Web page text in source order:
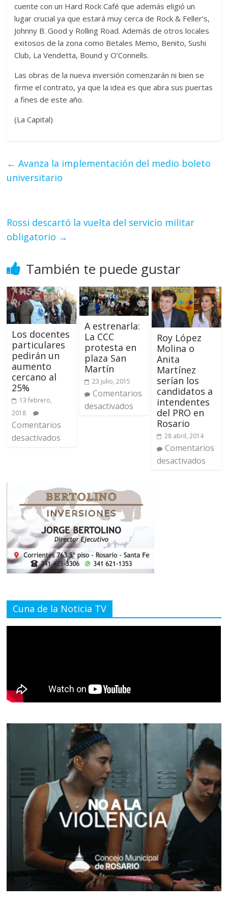
cuente con un Hard Rock Café que además eligió un
lugar crucial ya que estará muy cerca de Rock & Feller’s,
Johnny B. Good y Rolling Road. Además de otros locales
exitosos de la zona como Betales Memo, Benito, Sushi
Club, La Vendetta, Bound y O’Connells.
Las obras de la nueva inversión comenzarán ni bien se
firme el contrato, ya que la idea es que abra sus puertas
a fines de este año.
(La Capital)
← Avanza la implementación del medio boleto
universitario
Rossi descartó la vuelta del servicio militar
obligatorio →
También te puede gustar
Los docentes
particulares
pedirán un
aumento
cercano al
25%
13 febrero,
2018
Comentarios
desactivados
A estrenarla:
La CCC
protesta en
plaza San
Martín
23 julio, 2015
Comentarios
desactivados
Roy López
Molina o
Anita
Martínez
serían los
candidatos a
intendentes
del PRO en
Rosario
28 abril, 2014
Comentarios
desactivados
Cuna de la Noticia TV